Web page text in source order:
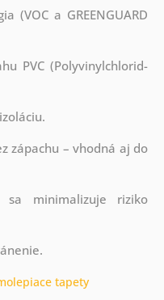
(VOC a GREENGUARD
PVC (Polyvinylchlorid-
zápachu – vhodná aj do
sa minimalizuje riziko
tapety